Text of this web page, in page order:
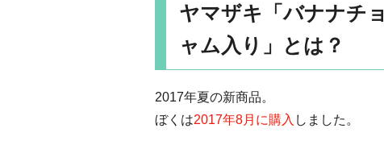
ヤマザキ「バナナチ
ャム入り」とは？
2017年夏の新商品。
ぼくは2017年8月に購入 しました。